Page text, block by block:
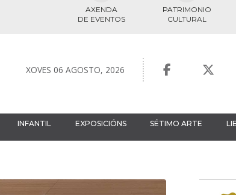
AXENDA
DE EVENTOS
PATRIMONIO
CULTURAL
XOVES 06 AGOSTO, 2026
INFANTIL EXPOSICIÓNS SÉTIMO ARTE